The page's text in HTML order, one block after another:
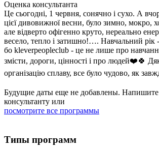
Оценка консультанта
Це сьогодні, 1 червня, сонячно і сухо. А
цієї дивовижної весни, було зимно, мокро,
але відверто офігенно круто, нереально
весело, тепло і затишно!…. Навчальний рік
бо kleverpeopleclub - це не лише про
змісти, дороги, цінності і про людей❤️🍀
організацію сплаву, все було чудово, як
Будущие даты еще не добавлены. Напишите
консультанту или
посмотрите все программы
Типы программ